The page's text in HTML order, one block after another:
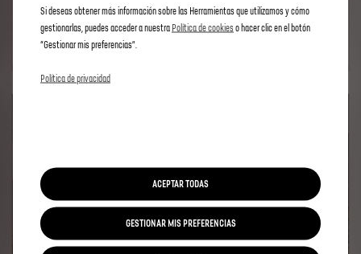
Auto-renews until cancelled
Si deseas obtener más información sobre las Herramientas que utilizamos y cómo
gestionarlas, puedes acceder a nuestra Política de cookieso hacer clic en el botón
“Gestionar mis preferencias”.
Política de privacidad
GESTIONAR MIS PREFERENCIAS
ACEPTAR TODAS